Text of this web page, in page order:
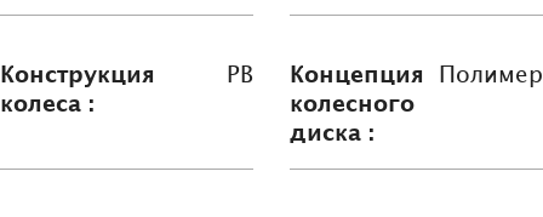
Конструкция
колеса :
PB
Концепция
колесного
диска :
Полимер